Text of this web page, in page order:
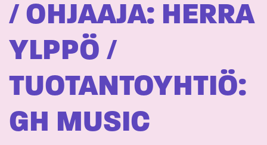
/ OHJAAJA: HERRA
YLPPÖ /
TUOTANTOYHTIÖ:
GH MUSIC